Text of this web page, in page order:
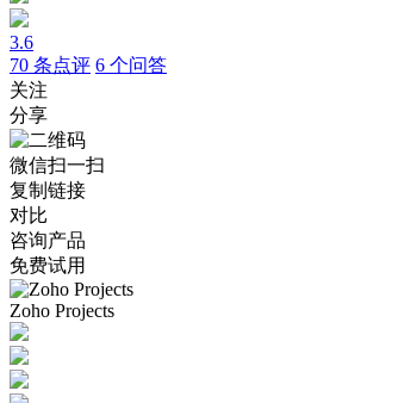
3.6
70 条点评 6 个问答
关注
分享
微信扫一扫
复制链接
对比
咨询产品
免费试用
Zoho Projects